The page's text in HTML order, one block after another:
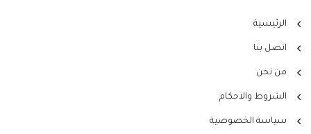
الرئيسية
اتصل بنا
من نحن
الشروط والاحكام
سياسة الخصوصية